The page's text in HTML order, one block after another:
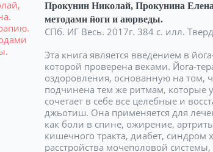
Прокунин Николай, Прокунина
методами йоги и аюрведы.
СПб. ИГ Весь. 2017г. 384 с. илл.
Эта книга является введением в
которой проверена веками. Йога-
оздоровления, основанную на том,
подчинена тем же ритмам, которые
сочетает в себе все целебные и
джьотиш. Она применяется для
как боли в спине, ожирение,
кишечного тракта, диабет, синдром
расстройства мочеполовой